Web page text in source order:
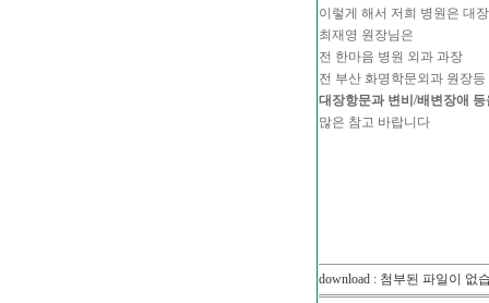
이렇게 해서 저희 병원은 대
최재영 원장님은
전 한마음 병원 외과 과장
전 부산 화명학문외과 원장등
대장항문과 변비/배변장애
많은 참고 바랍니다
download : 첨부된 파일이 없